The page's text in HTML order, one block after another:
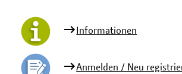
Informationen
Anmelden / Neu